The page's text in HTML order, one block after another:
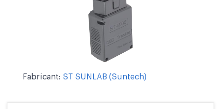
Fabricant: ST SUNLAB (Suntech)